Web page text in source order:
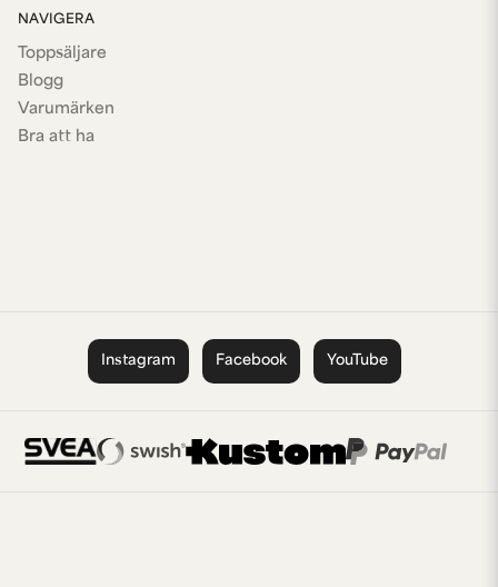
NAVIGERA
Toppsäljare
Blogg
Varumärken
Bra att ha
Instagram Facebook YouTube